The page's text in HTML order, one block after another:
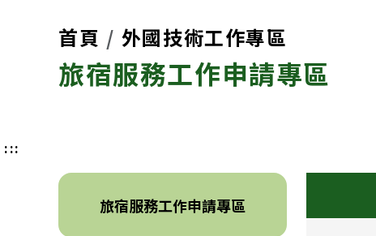
首頁 外國技術工作專區
旅宿服務工作申請專區
:::
旅宿服務工作申請專區